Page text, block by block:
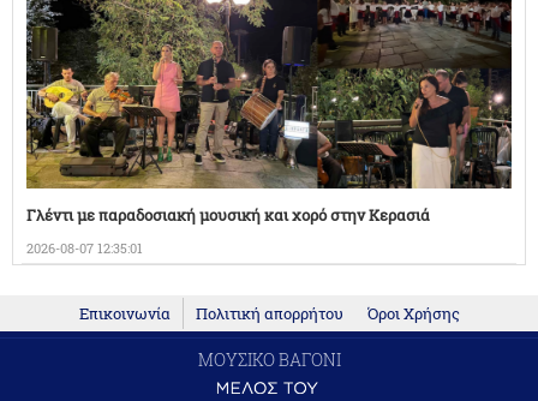
Γλέντι με παραδοσιακή μουσική και χορό στην Κερασιά
2026-08-07 12:35:01
Επικοινωνία Πολιτική απορρήτου Όροι Χρήσης
ΜΟΥΣΙΚΟ ΒΑΓΟΝΙ